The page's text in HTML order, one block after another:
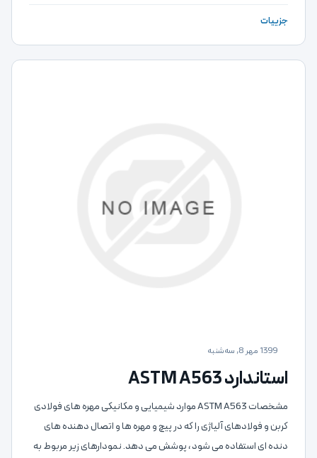
جزییات
1399 مهر 8, سه‌شنبه
استاندارد ASTM A563
مشخصات ASTM A563 موارد شیمیایی و مکانیکی مهره های فولادی
کربن و فولادهای آلیاژی را که در پیچ و مهره ها و اتصال دهنده های
دنده ای استفاده می شود ، پوشش می دهد. نمودارهای زیر مربوط به